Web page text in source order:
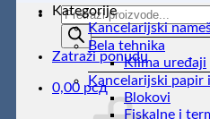
Products
search
Zatraži ponudu
0,00 рсд
Kategorije
Kancelarijski
Bela tehnika
Klima uređaji
Kancelarijski papir
Blokovi
Fiskalne i